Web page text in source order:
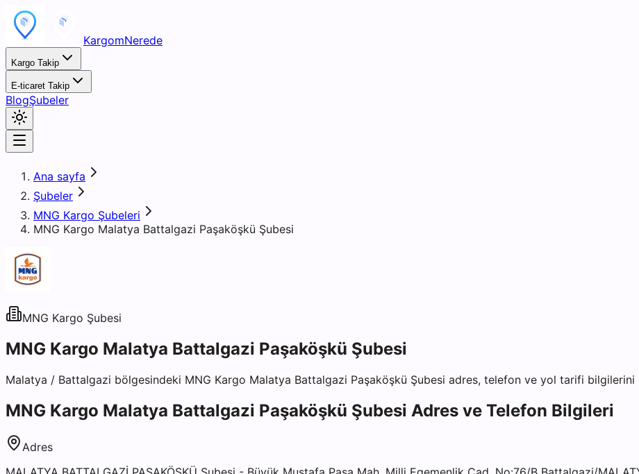
KargomNerede
Kargo Takip
E-ticaret Takip
BlogŞubeler
Ana sayfa
Şubeler
MNG Kargo Şubeleri
MNG Kargo Malatya Battalgazi Paşaköşkü Şubesi
MNG Kargo Şubesi
MNG Kargo Malatya Battalgazi Paşaköşkü Şubesi
Malatya / Battalgazi bölgesindeki MNG Kargo Malatya Battalgazi Paşaköşkü Şubesi adres, telefon ve yol tarifi
MNG Kargo Malatya Battalgazi Paşaköşkü Şubesi Adres ve Telefon Bilgileri
Adres